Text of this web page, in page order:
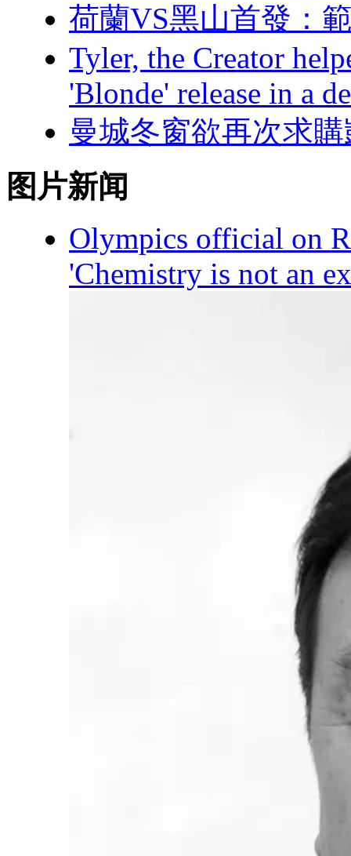
荷蘭VS黑山首發
Tyler, the Creator
'Blonde' release in a
曼城冬窗欲再次求
图片新闻
Olympics official on
'Chemistry is not an